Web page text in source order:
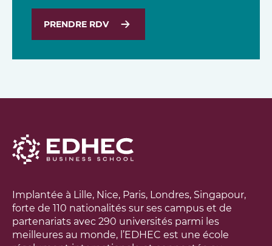
PRENDRE RDV
Implantée à Lille, Nice, Paris, Londres, Singapour,
forte de 110 nationalités sur ses campus et de
partenariats avec 290 universités parmi les
meilleures au monde, l’EDHEC est une école